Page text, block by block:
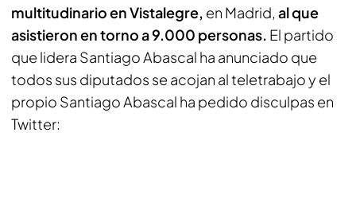
multitudinario en Vistalegre, en Madrid, al que
asistieron en torno a 9.000 personas. El partido
que lidera Santiago Abascal ha anunciado que
todos sus diputados se acojan al teletrabajo y el
propio Santiago Abascal ha pedido disculpas en
Twitter: